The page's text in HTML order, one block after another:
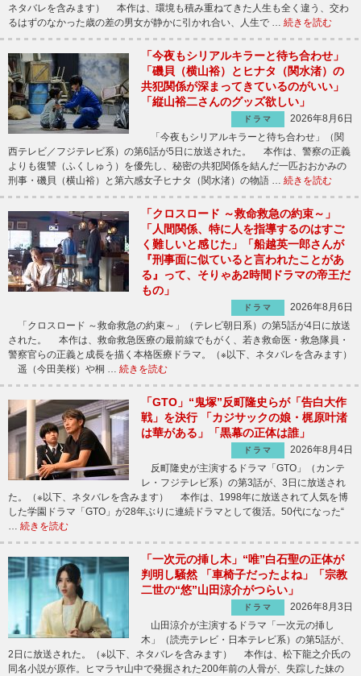
ネタバレを含みます） 本作は、環境も積み重ねてきた人生も全く違う、交わ
るはずのなかった歳の差の男女が静かに引かれ合い、人生で … 続きを読む
「今夜もシリアルキラーと待ち合わせ」
「磯貝（横山裕）とヒナタ（関水渚）の
共犯関係が深まってきているのがいい」
「縦山裕二さんのグッズ欲しい」
ドラマ
2026年8月6日
「今夜もシリアルキラーと待ち合わせ」（関
西テレビ／フジテレビ系）の第6話が5日に放送された。 本作は、警察の正義
よりも復讐（ふくしゅう）を優先し、秘密の共犯関係を結んだ一匹おおかみの
刑事・磯貝（横山裕）と第六感女子ヒナタ（関水渚）の物語 … 続きを読む
「クロスロード ～救命救急の約束～」
「人間関係、特に人を指導するのはすご
く難しいと感じた」「船越英一郎さんが
『刑事面に似ていると言われたことがあ
る』って、そりゃあ2時間ドラマの帝王だ
もの」
ドラマ
2026年8月6日
「クロスロード ～救命救急の約束～」（テレビ朝日系）の第5話が4日に放送
された。 本作は、救命救急医療の最前線でもがく、若き救命医・救急隊員・
警察官らの正義と成長を描く本格医療ドラマ。（※以下、ネタバレを含みます）
遥（今田美桜）や桐 … 続きを読む
「GTO」“鬼塚”反町隆史らが「告白大作
戦」を決行 「カジサックの娘・梶原叶渚
は華がある」「黒幕の正体は誰」
ドラマ
2026年8月4日
反町隆史が主演するドラマ「GTO」（カンテ
レ・フジテレビ系）の第3話が、3日に放送され
た。（※以下、ネタバレを含みます） 本作は、1998年に放送されて人気を博
した学園ドラマ「GTO」が28年ぶりに連続ドラマとして復活。50代になった“
続きを読む
「一次元の挿し木」“唯”白石聖の正体が
判明し騒然 「車椅子だったよね」「宗教
二世の“悠”山田涼介がつらい」
ドラマ
2026年8月3日
山田涼介が主演するドラマ「一次元の挿し
木」（読売テレビ・日本テレビ系）の第5話が、
2日に放送された。（※以下、ネタバレを含みます） 本作は、松下龍之介氏の
同名小説が原作。ヒマラヤ山中で発掘された200年前の人骨が、失踪した妹の